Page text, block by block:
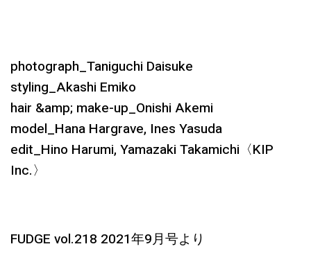
photograph_Taniguchi Daisuke
styling_Akashi Emiko
hair &amp; make-up_Onishi Akemi
model_Hana Hargrave, Ines Yasuda
edit_Hino Harumi, Yamazaki Takamichi〈KIP
Inc.〉
FUDGE vol.218 2021年9月号より